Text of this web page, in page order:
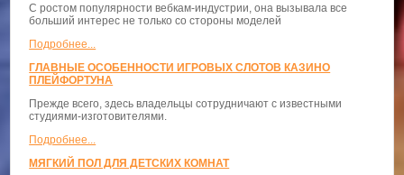
С ростом популярности вебкам-индустрии, она вызывала все
больший интерес не только со стороны моделей
Подробнее...
ГЛАВНЫЕ ОСОБЕННОСТИ ИГРОВЫХ СЛОТОВ КАЗИНО
ПЛЕЙФОРТУНА
Прежде всего, здесь владельцы сотрудничают с известными
студиями-изготовителями.
Подробнее...
МЯГКИЙ ПОЛ ДЛЯ ДЕТСКИХ КОМНАТ